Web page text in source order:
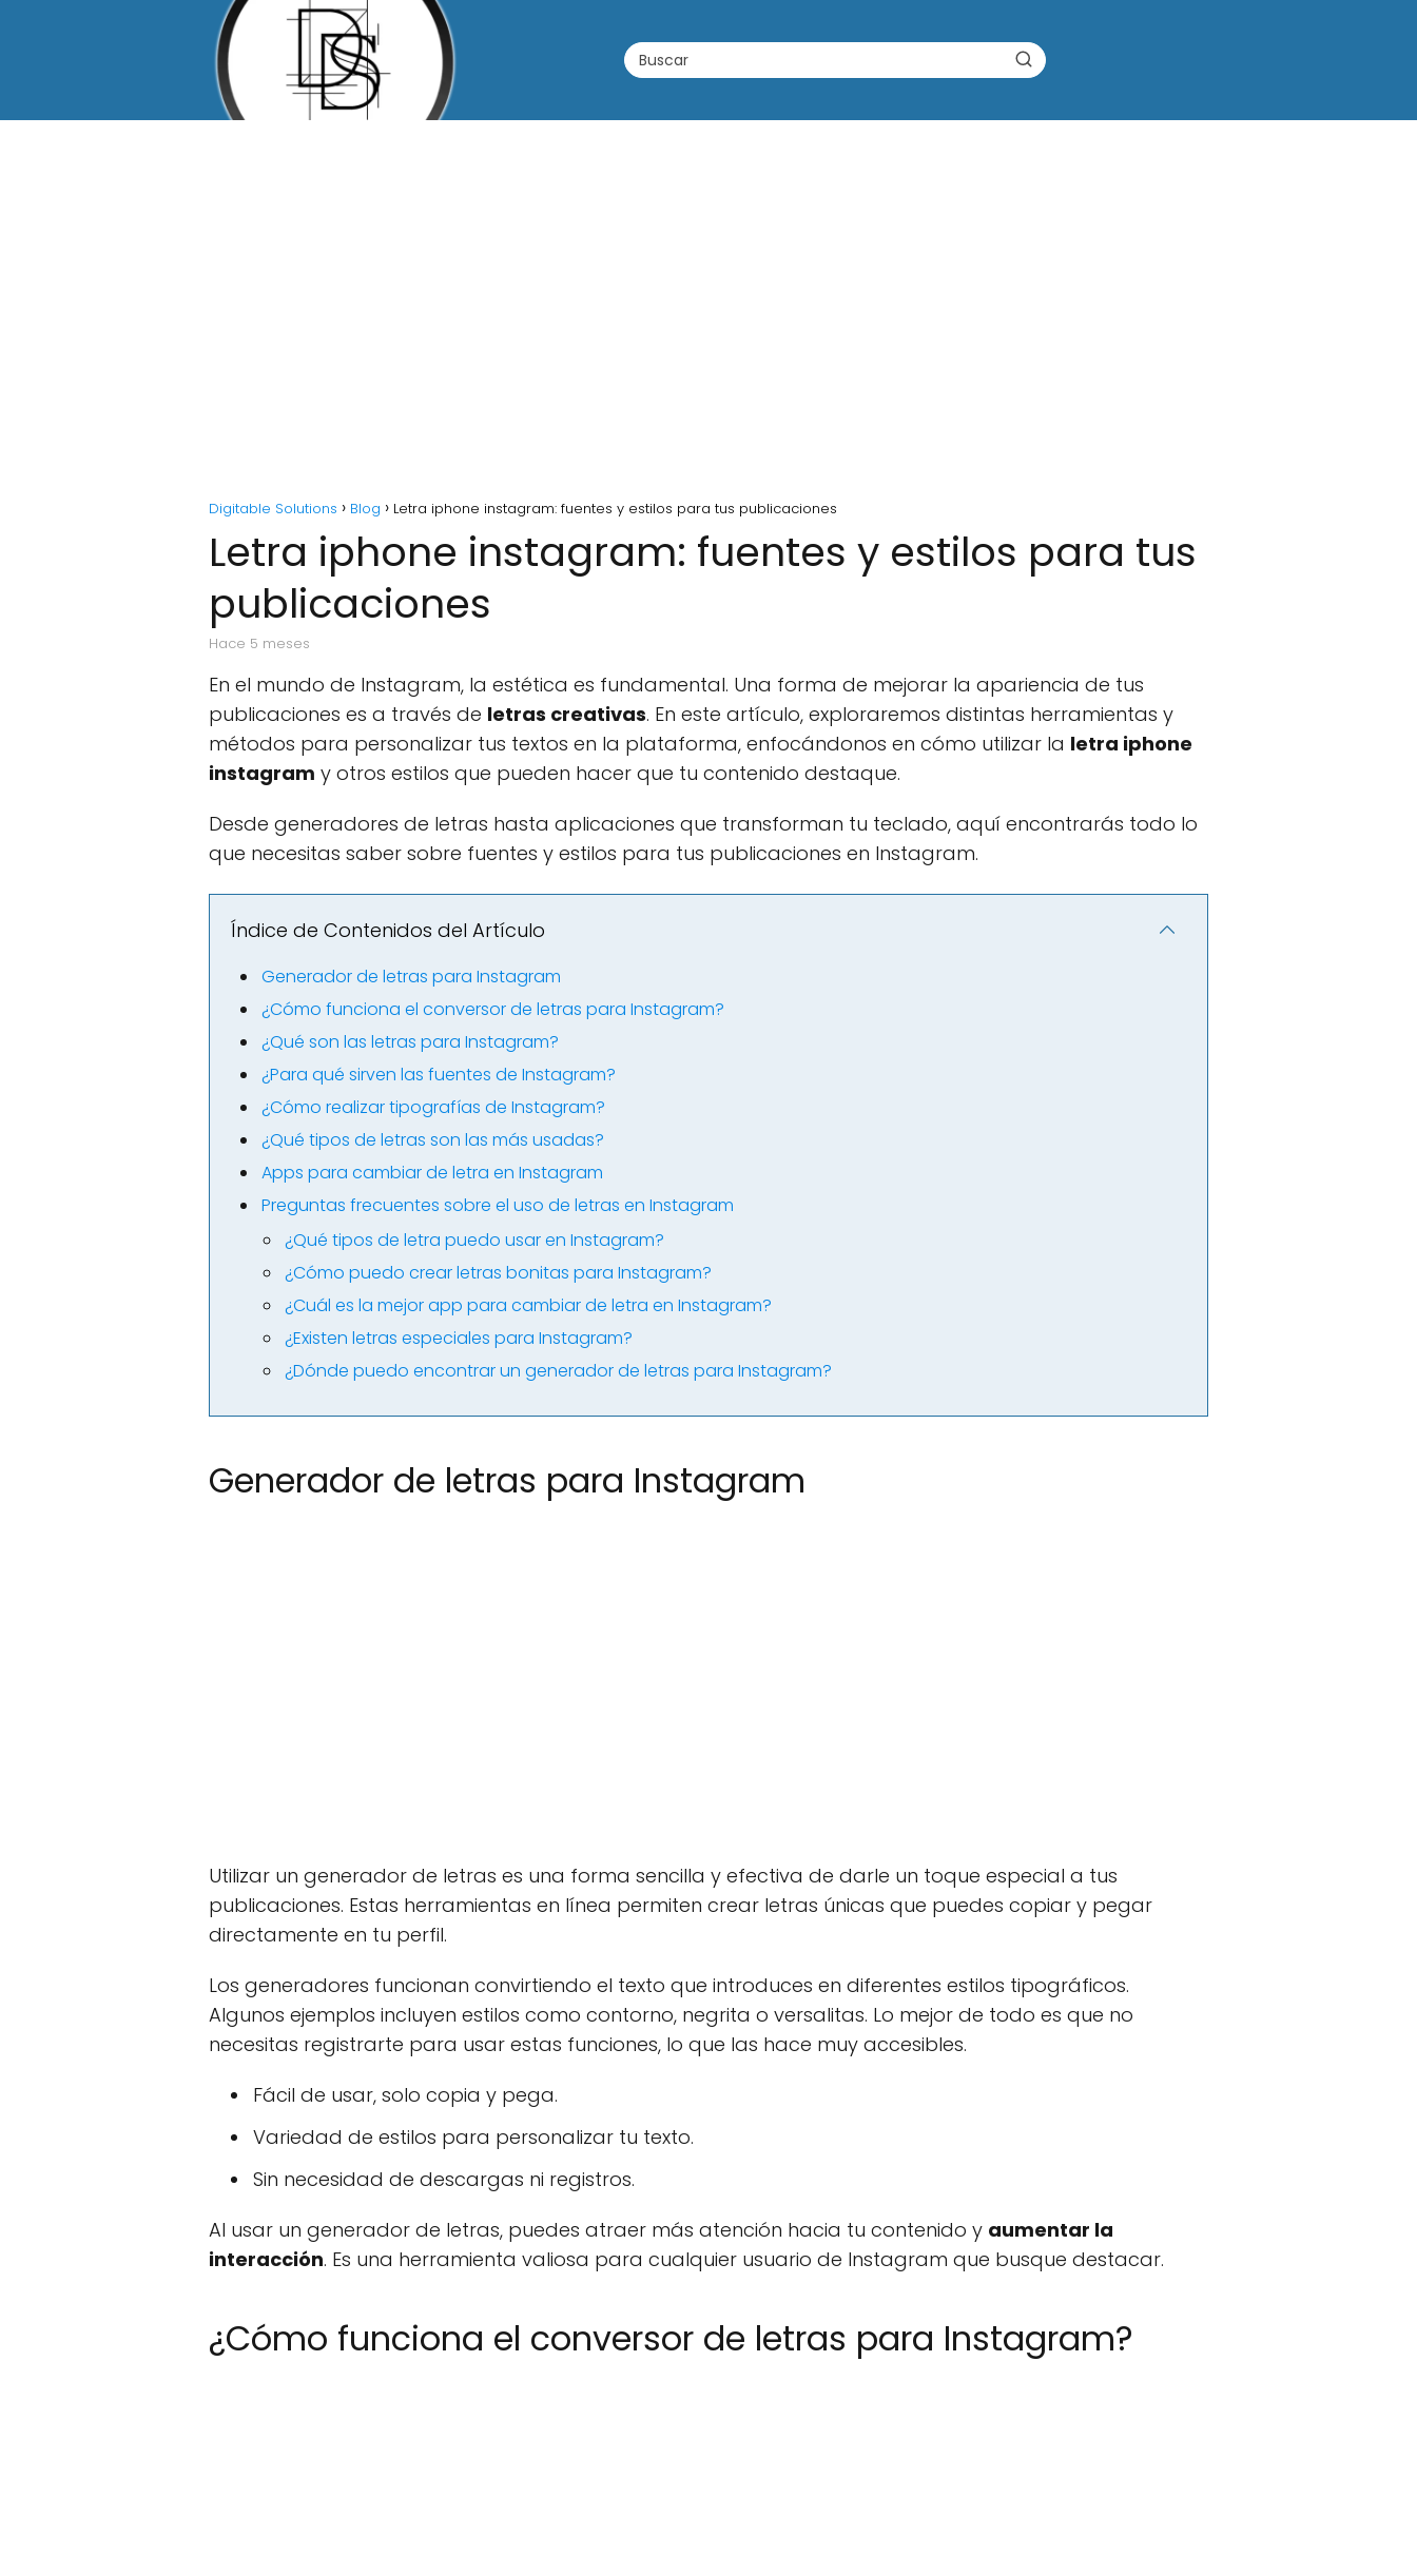
Digitable Solutions Blog Letra iphone instagram: fuentes y estilos para tus publicaciones
Letra iphone instagram: fuentes y estilos para tus
publicaciones
hace 5 meses
En el mundo de Instagram, la estética es fundamental. Una forma de mejorar la apariencia de tus
publicaciones es a través de letras creativas. En este artículo, exploraremos distintas herramientas y
métodos para personalizar tus textos en la plataforma, enfocándonos en cómo utilizar la letra iphone
instagram y otros estilos que pueden hacer que tu contenido destaque.
Desde generadores de letras hasta aplicaciones que transforman tu teclado, aquí encontrarás todo lo
que necesitas saber sobre fuentes y estilos para tus publicaciones en Instagram.
Índice de Contenidos del Artículo
Generador de letras para Instagram
¿Cómo funciona el conversor de letras para Instagram?
¿Qué son las letras para Instagram?
¿Para qué sirven las fuentes de Instagram?
¿Cómo realizar tipografías de Instagram?
¿Qué tipos de letras son las más usadas?
Apps para cambiar de letra en Instagram
Preguntas frecuentes sobre el uso de letras en Instagram
¿Qué tipos de letra puedo usar en Instagram?
¿Cómo puedo crear letras bonitas para Instagram?
¿Cuál es la mejor app para cambiar de letra en Instagram?
¿Existen letras especiales para Instagram?
¿Dónde puedo encontrar un generador de letras para Instagram?
Generador de letras para Instagram
Utilizar un generador de letras es una forma sencilla y efectiva de darle un toque especial a tus
publicaciones. Estas herramientas en línea permiten crear letras únicas que puedes copiar y pegar
directamente en tu perfil.
Los generadores funcionan convirtiendo el texto que introduces en diferentes estilos tipográficos.
Algunos ejemplos incluyen estilos como contorno, negrita o versalitas. Lo mejor de todo es que no
necesitas registrarte para usar estas funciones, lo que las hace muy accesibles.
Fácil de usar, solo copia y pega.
Variedad de estilos para personalizar tu texto.
Sin necesidad de descargas ni registros.
Al usar un generador de letras, puedes atraer más atención hacia tu contenido y aumentar la
interacción. Es una herramienta valiosa para cualquier usuario de Instagram que busque destacar.
¿Cómo funciona el conversor de letras para Instagram?